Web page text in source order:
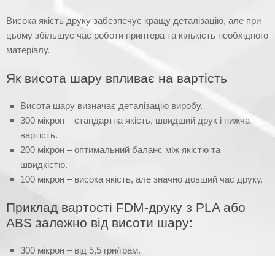
Висока якість друку забезпечує кращу деталізацію, але при
цьому збільшує час роботи принтера та кількість необхідного
матеріалу.
Як висота шару впливає на вартість
Висота шару визначає деталізацію виробу.
300 мікрон – стандартна якість, швидший друк і нижча
вартість.
200 мікрон – оптимальний баланс між якістю та
швидкістю.
100 мікрон – висока якість, але значно довший час друку.
Приклад вартості FDM-друку з PLA або
ABS залежно від висоти шару:
300 мікрон – від 5,5 грн/грам.